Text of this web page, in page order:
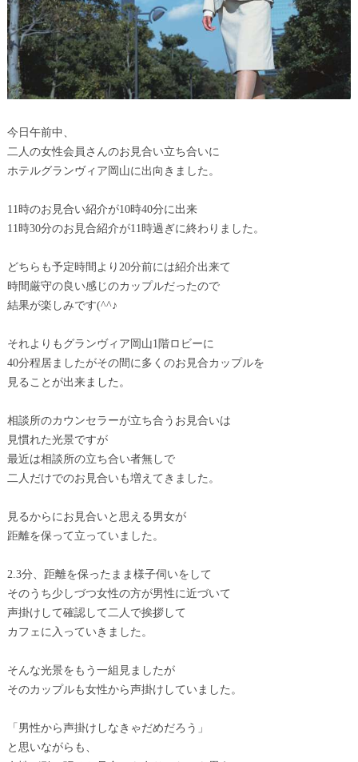
今日午前中、
二人の女性会員さんのお見合い立ち合いに
ホテルグランヴィア岡山に出向きました。
11時のお見合い紹介が10時40分に出来
11時30分のお見合紹介が11時過ぎに終わりました。
どちらも予定時間より20分前には紹介出来て
時間厳守の良い感じのカップルだったので
結果が楽しみです(^^♪
それよりもグランヴィア岡山1階ロビーに
40分程居ましたがその間に多くのお見合カップルを
見ることが出来ました。
相談所のカウンセラーが立ち合うお見合いは
見慣れた光景ですが
最近は相談所の立ち合い者無しで
二人だけでのお見合いも増えてきました。
見るからにお見合いと思える男女が
距離を保って立っていました。
2.3分、距離を保ったまま様子伺いをして
そのうち少しづつ女性の方が男性に近づいて
声掛けして確認して二人で挨拶して
カフェに入っていきました。
そんな光景をもう一組見ましたが
そのカップルも女性から声掛けしていました。
「男性から声掛けしなきゃだめだろう」
と思いながらも、